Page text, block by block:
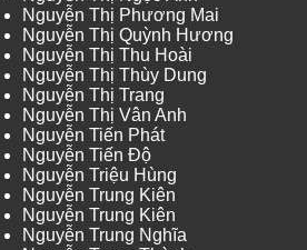
Nguyễn Thị Phương Mai
Nguyễn Thị Quỳnh Hương
Nguyễn Thị Thu Hoài
Nguyễn Thị Thùy Dung
Nguyễn Thị Trang
Nguyễn Thị Vân Anh
Nguyễn Tiến Phát
Nguyễn Tiến Độ
Nguyễn Triệu Hùng
Nguyễn Trung Kiên
Nguyễn Trung Kiên
Nguyễn Trung Nghĩa